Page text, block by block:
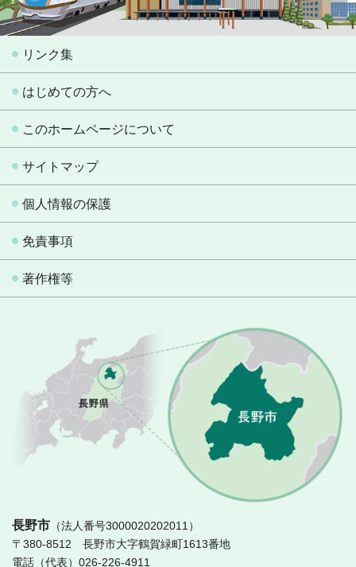
リンク集
はじめての方へ
このホームページについて
サイトマップ
個人情報の保護
免責事項
著作権等
長野市 （法人番号3000020202011）
〒380-8512 長野市大字鶴賀緑町1613番地
電話（代表）026-226-4911